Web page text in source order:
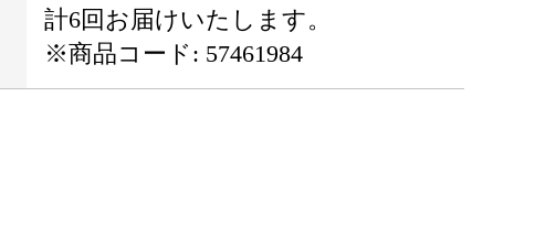
計6回お届けいたします。
※商品コード: 57461984